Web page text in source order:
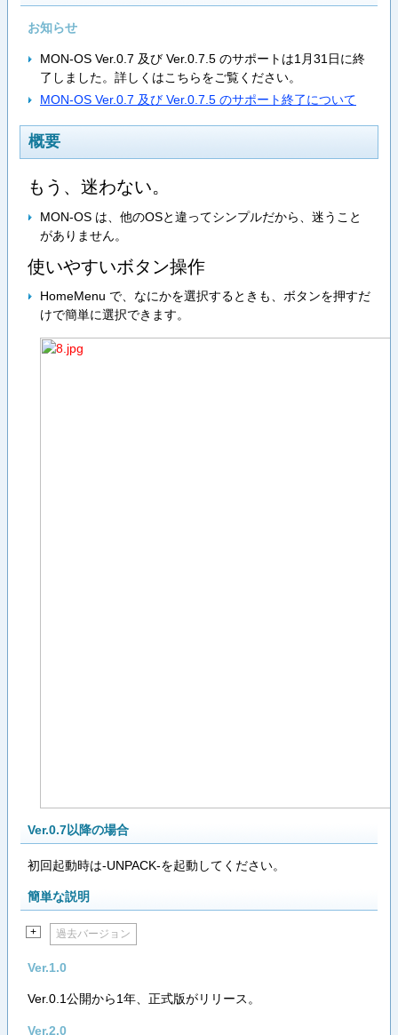
お知らせ
MON-OS Ver.0.7 及び Ver.0.7.5 のサポートは1月31日に終
了しました。詳しくはこちらをご覧ください。
MON-OS Ver.0.7 及び Ver.0.7.5 のサポート終了について
概要
もう、迷わない。
MON-OS は、他のOSと違ってシンプルだから、迷うこと
がありません。
使いやすいボタン操作
HomeMenu で、なにかを選択するときも、ボタンを押すだ
けで簡単に選択できます。
Ver.0.7以降の場合
初回起動時は-UNPACK-を起動してください。
簡単な説明
+ 過去バージョン
Ver.1.0
Ver.0.1公開から1年、正式版がリリース。
Ver.2.0